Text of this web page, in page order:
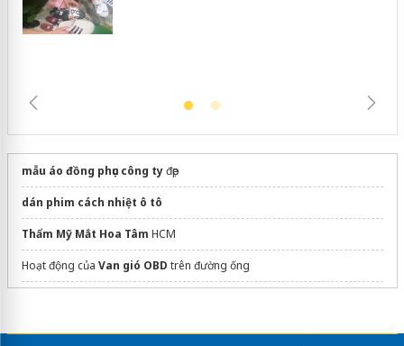
mẫu áo đồng phục công tyđẹp
dán phim cách nhiệt ô tô
Thẩm Mỹ Mắt Hoa Tâm HCM
Hoạt động của Van gió OBD trên đường ống